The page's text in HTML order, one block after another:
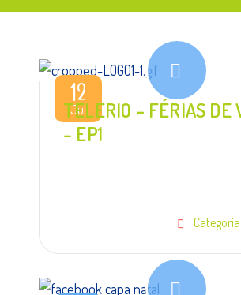
12
Jul
TELERIO – FÉRIAS DE
– EP1